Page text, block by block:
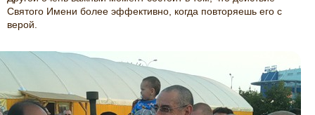
Святого Имени более эффективно, когда повторяешь его с
верой.